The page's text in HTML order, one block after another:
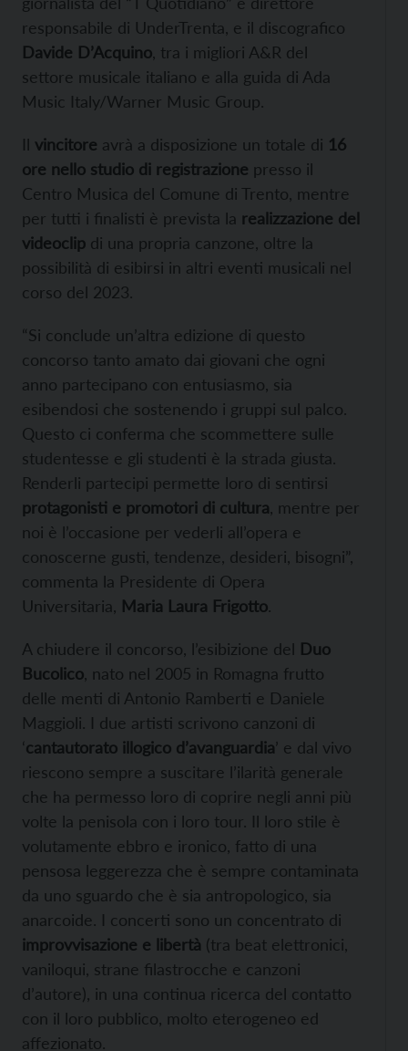
responsabile di UnderTrenta, e il discografico
Davide D’Acquino , tra i migliori A&R del
settore musicale italiano e alla guida di Ada
Music Italy/Warner Music Group.
Il vincitore avrà a disposizione un totale di 16
ore nello studio di registrazione presso il
Centro Musica del Comune di Trento, mentre
per tutti i finalisti è prevista la realizzazione del
videoclip di una propria canzone, oltre la
possibilità di esibirsi in altri eventi musicali nel
corso del 2023.
“Si conclude un’altra edizione di questo
concorso tanto amato dai giovani che ogni
anno partecipano con entusiasmo, sia
esibendosi che sostenendo i gruppi sul palco.
Questo ci conferma che scommettere sulle
studentesse e gli studenti è la strada giusta.
Renderli partecipi permette loro di sentirsi
protagonisti e promotori di cultura , mentre per
noi è l’occasione per vederli all’opera e
conoscerne gusti, tendenze, desideri, bisogni”,
commenta la Presidente di Opera
Universitaria, Maria Laura Frigotto.
A chiudere il concorso, l’esibizione del Duo
Bucolico , nato nel 2005 in Romagna frutto
delle menti di Antonio Ramberti e Daniele
Maggioli. I due artisti scrivono canzoni di
‘cantautorato illogico d’avanguardia’ e dal vivo
riescono sempre a suscitare l’ilarità generale
che ha permesso loro di coprire negli anni più
volte la penisola con i loro tour. Il loro stile è
volutamente ebbro e ironico, fatto di una
pensosa leggerezza che è sempre contaminata
da uno sguardo che è sia antropologico, sia
anarcoide. I concerti sono un concentrato di
improvvisazione e libertà (tra beat elettronici,
vaniloqui, strane filastrocche e canzoni
d’autore), in una continua ricerca del contatto
con il loro pubblico, molto eterogeneo ed
affezionato.